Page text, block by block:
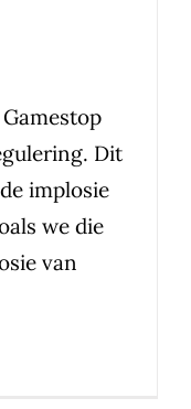
Dit
implosie
we die
van